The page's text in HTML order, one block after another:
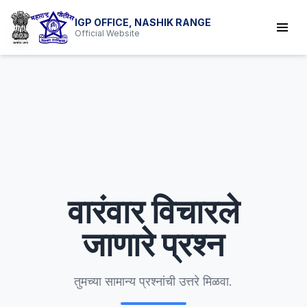
IGP OFFICE, NASHIK RANGE
Official Website
वारंवार विचारले
जाणारे प्रश्न
तुमच्या सामान्य प्रश्नांची उत्तरे मिळवा.